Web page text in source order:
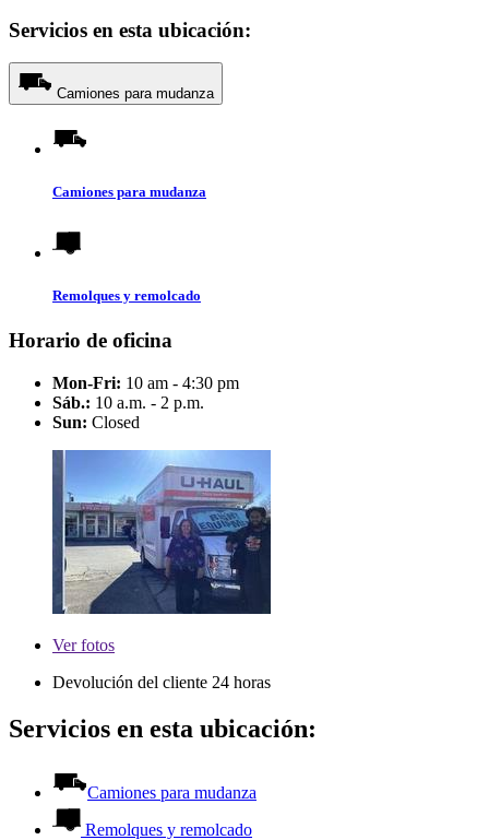
Servicios en esta ubicación:
Camiones para mudanza
Camiones para mudanza
Remolques y remolcado
Horario de oficina
Mon-Fri: 10 am - 4:30 pm
Sáb.: 10 a.m. - 2 p.m.
Sun: Closed
Verfotos
Devolución del cliente 24 horas
Servicios en esta ubicación:
Camiones para mudanza
Remolques y remolcado